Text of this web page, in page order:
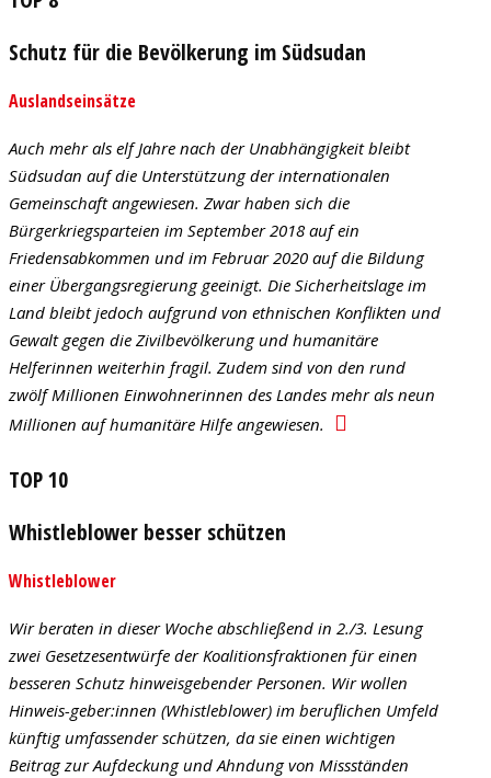
Schutz für die Bevölkerung im Südsudan
Auslandseinsätze
Auch mehr als elf Jahre nach der Unabhängigkeit bleibt
Südsudan auf die Unterstützung der internationalen
Gemeinschaft angewiesen. Zwar haben sich die
Bürgerkriegsparteien im September 2018 auf ein
Friedensabkommen und im Februar 2020 auf die Bildung
einer Übergangsregierung geeinigt. Die Sicherheitslage im
Land bleibt jedoch aufgrund von ethnischen Konflikten und
Gewalt gegen die Zivilbevölkerung und humanitäre
Helferinnen weiterhin fragil. Zudem sind von den rund
zwölf Millionen Einwohnerinnen des Landes mehr als neun
Millionen auf humanitäre Hilfe angewiesen.
TOP 10
Whistleblower besser schützen
Whistleblower
Wir beraten in dieser Woche abschließend in 2./3. Lesung
zwei Gesetzesentwürfe der Koalitionsfraktionen für einen
besseren Schutz hinweisgebender Personen. Wir wollen
Hinweis-geber:innen (Whistleblower) im beruflichen Umfeld
künftig umfassender schützen, da sie einen wichtigen
Beitrag zur Aufdeckung und Ahndung von Missständen